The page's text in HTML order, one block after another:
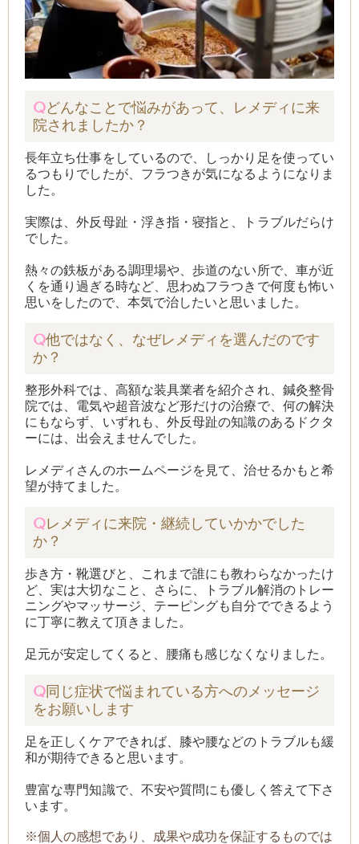
Qどんなことで悩みがあって、レメディに来
院されましたか？
長年立ち仕事をしているので、
しっかり足を使ってい
るつもりでしたが、 フラつきが気になるようになりま
した。
実際は、外反母趾・浮き指・寝指と、
トラブルだらけ
でした。
熱々の鉄板がある調理場や、歩道のない所で、車が近
くを通り過ぎる時など、 思わぬフラつきで何度も怖い
思いをしたので、 本気で治したいと思いました。
Q他ではなく、なぜレメディを選んだのです
か？
整形外科では、高額な装具業者を紹介され、 鍼灸整骨
院では、電気や超音波など形だけの治療で、 何の解決
にもならず、 いずれも、外反母趾の知識のある ドクタ
ーには、出会えませんでした。
レメディさんのホームページを見て、治せるかもと希
望が持てました。
Qレメディに来院・継続していかかでした
か？
歩き方・靴選びと、
これまで誰にも教わらなかったけ
ど、実は大切なこと、 さらに、
トラブル解消のトレー
ニングやマッサージ、 テーピングも自分でできるよう
に丁寧に教えて頂きました。
足元が安定してくると、 腰痛も感じなくなりました。
Q同じ症状で悩まれている方へのメッセージ
をお願いします
足を正しくケアできれば、 膝や腰などのトラブルも緩
和が期待できると思います。
豊富な専門知識で、 不安や質問にも優しく答えて下さ
います。
※個人の感想であり、成果や成功を保証するものでは